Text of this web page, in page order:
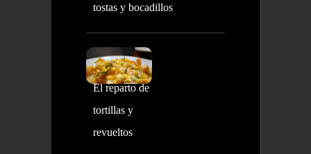
tostas y bocadillos
El reparto de
tortillas y
revueltos